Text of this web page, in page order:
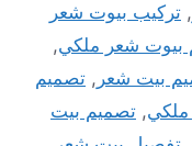
, تركيب بيوت شعر
بيوت شعر ملكي,
بيت شعر , تصميم
, تصميم بيت